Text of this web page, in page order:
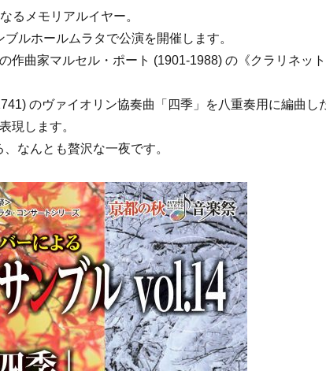
るメモリアルイヤー。
ルホールムラタで公演を開催します。
作曲家マルセル・ポート (1901-1988) の《クラリネッ
のヴァイオリン協奏曲「四季」を八重奏用に編曲し
現します。
なんとも贅沢な一夜です。